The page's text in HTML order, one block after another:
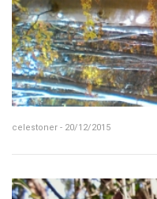
celestoner - 20/12/2015